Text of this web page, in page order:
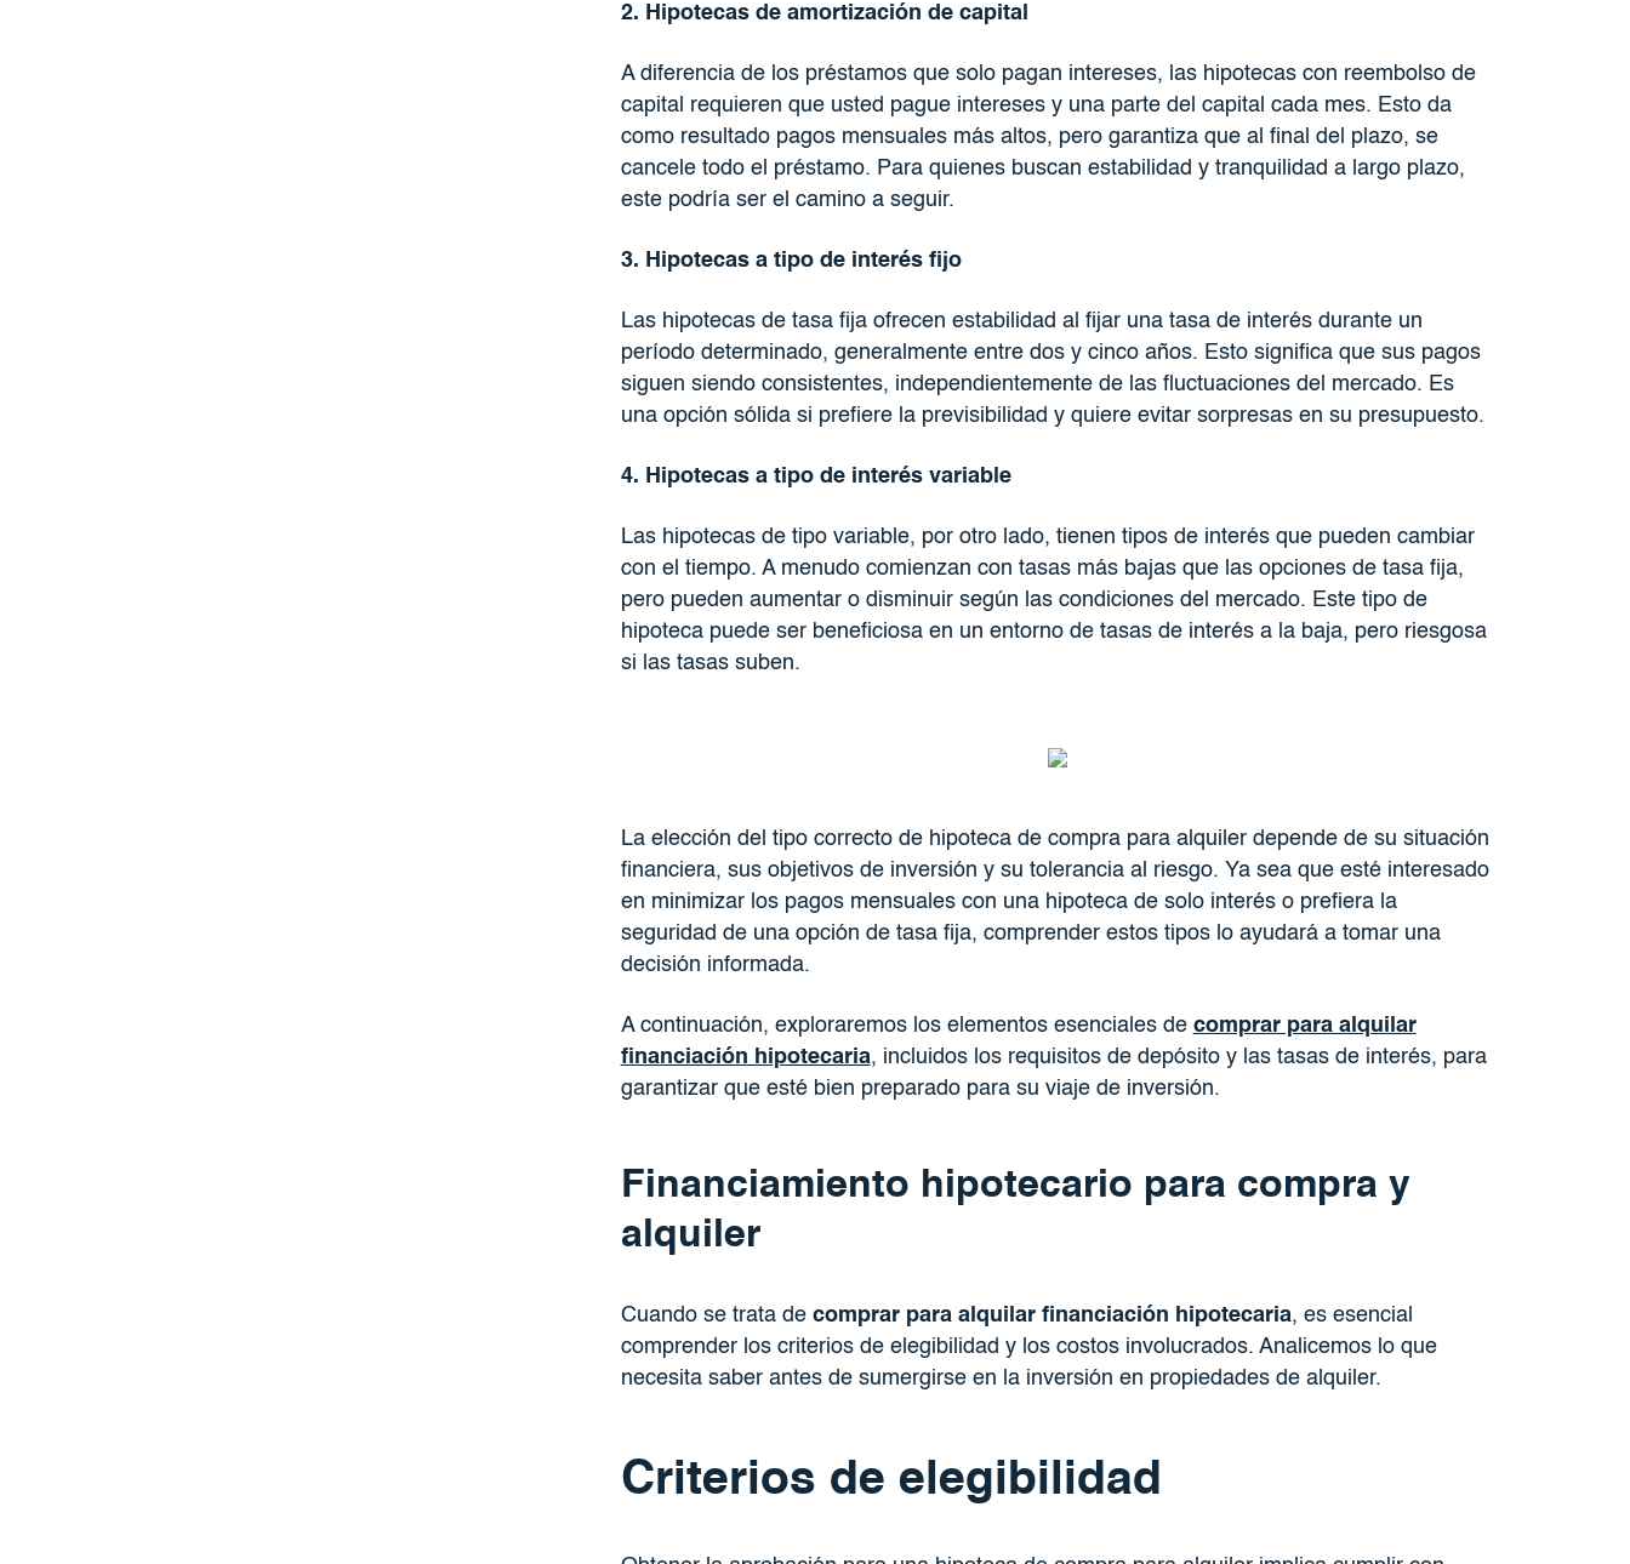
2. Hipotecas de amortización de capital
A diferencia de los préstamos que solo pagan intereses, las hipotecas con reembolso de
capital requieren que usted pague intereses y una parte del capital cada mes. Esto da
como resultado pagos mensuales más altos, pero garantiza que al final del plazo, se
cancele todo el préstamo. Para quienes buscan estabilidad y tranquilidad a largo plazo,
este podría ser el camino a seguir.
3. Hipotecas a tipo de interés fijo
Las hipotecas de tasa fija ofrecen estabilidad al fijar una tasa de interés durante un
período determinado, generalmente entre dos y cinco años. Esto significa que sus pagos
siguen siendo consistentes, independientemente de las fluctuaciones del mercado. Es
una opción sólida si prefiere la previsibilidad y quiere evitar sorpresas en su presupuesto.
4. Hipotecas a tipo de interés variable
Las hipotecas de tipo variable, por otro lado, tienen tipos de interés que pueden cambiar
con el tiempo. A menudo comienzan con tasas más bajas que las opciones de tasa fija,
pero pueden aumentar o disminuir según las condiciones del mercado. Este tipo de
hipoteca puede ser beneficiosa en un entorno de tasas de interés a la baja, pero riesgosa
si las tasas suben.
La elección del tipo correcto de hipoteca de compra para alquiler depende de su situación
financiera, sus objetivos de inversión y su tolerancia al riesgo. Ya sea que esté interesado
en minimizar los pagos mensuales con una hipoteca de solo interés o prefiera la
seguridad de una opción de tasa fija, comprender estos tipos lo ayudará a tomar una
decisión informada.
A continuación, exploraremos los elementos esenciales de comprar para alquilar
financiación hipotecaria, incluidos los requisitos de depósito y las tasas de interés, para
garantizar que esté bien preparado para su viaje de inversión.
Financiamiento hipotecario para compra y
alquiler
Cuando se trata de comprar para alquilar financiación hipotecaria, es esencial
comprender los criterios de elegibilidad y los costos involucrados. Analicemos lo que
necesita saber antes de sumergirse en la inversión en propiedades de alquiler.
Criterios de elegibilidad